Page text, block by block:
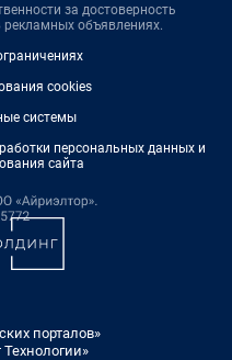
за достоверность
объявлениях.
cookies
системы
персональных данных и
сайта
порталов»